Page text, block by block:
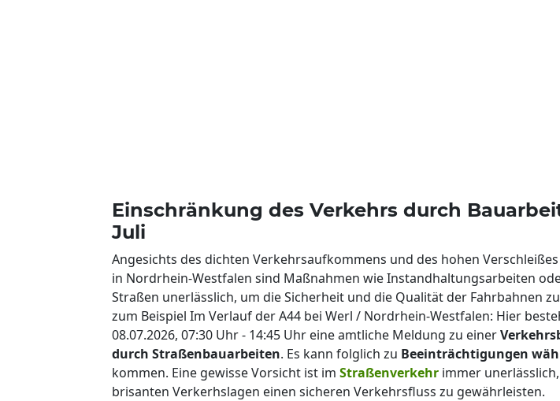
Einschränkung des Verkehrs durch
Juli
Angesichts des dichten Verkehrsaufkommens und des hohen
in Nordrhein-Westfalen sind Maßnahmen wie Instandhaltungsarbeiten
Straßen unerlässlich, um die Sicherheit und die Qualität der Fahrbahnen
zum Beispiel Im Verlauf der A44 bei Werl / Nordrhein-Westfalen: Hier
08.07.2026, 07:30 Uhr - 14:45 Uhr eine amtliche Meldung zu einer
durch Straßenbauarbeiten. Es kann folglich zu Beeinträchtigungen
kommen. Eine gewisse Vorsicht ist im Straßenverkehr immer
brisanten Verkerhslagen einen sicheren Verkehrsfluss zu gewährleisten.